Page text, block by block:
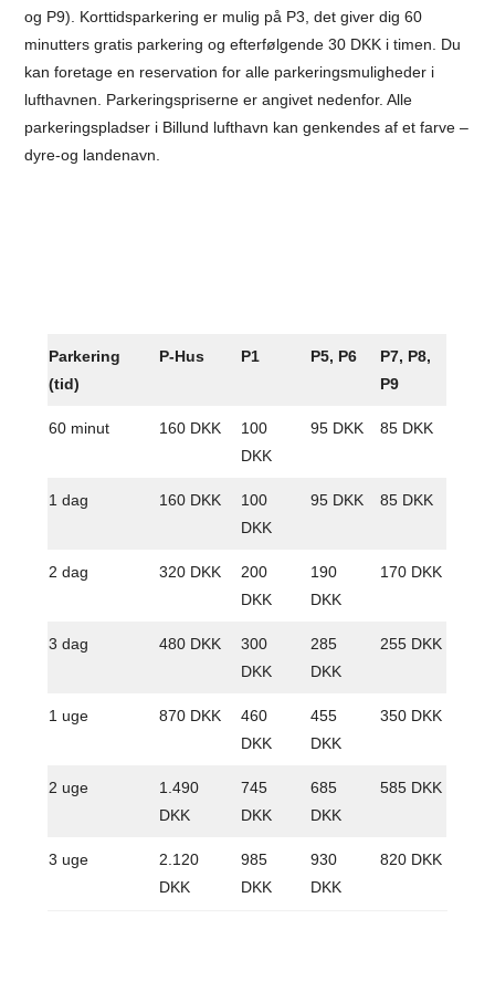
og P9). Korttidsparkering er mulig på P3, det giver dig 60
minutters gratis parkering og efterfølgende 30 DKK i timen. Du
kan foretage en reservation for alle parkeringsmuligheder i
lufthavnen. Parkeringspriserne er angivet nedenfor. Alle
parkeringspladser i Billund lufthavn kan genkendes af et farve –
dyre-og landenavn.
Parkering
(tid)
P-Hus P1 P5, P6
P7, P8,
P9
60 minut 160 DKK
100
DKK
95 DKK 85 DKK
1 dag 160 DKK
100
DKK
95 DKK 85 DKK
2 dag 320 DKK
200
DKK
190
DKK
170 DKK
3 dag 480 DKK
300
DKK
285
DKK
255 DKK
1 uge 870 DKK
460
DKK
455
DKK
350 DKK
2 uge
1.490
DKK
745
DKK
685
DKK
585 DKK
3 uge
2.120
DKK
985
DKK
930
DKK
820 DKK